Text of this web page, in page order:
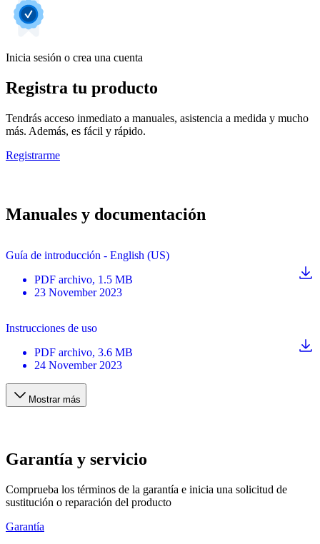
Inicia sesión o crea una cuenta
Registra tu producto
Tendrás acceso inmediato a manuales, asistencia a medida y mucho
más. Además, es fácil y rápido.
Registrarme
Manuales y documentación
Guía de introducción - English (US)
PDF archivo, 1.5 MB
23 November 2023
Instrucciones de uso
PDF archivo, 3.6 MB
24 November 2023
Mostrar más
Garantía y servicio
Comprueba los términos de la garantía e inicia una solicitud de
sustitución o reparación del producto
Garantía